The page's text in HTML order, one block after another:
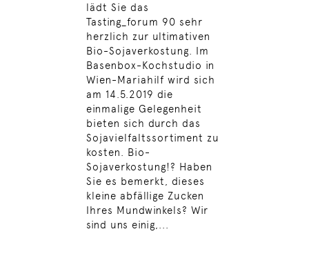
lädt Sie das
Tasting_forum 90 sehr
herzlich zur ultimativen
Bio-Sojaverkostung. Im
Basenbox-Kochstudio in
Wien-Mariahilf wird sich
am 14.5.2019 die
einmalige Gelegenheit
bieten sich durch das
Sojavielfaltssortiment zu
kosten. Bio-
Sojaverkostung!? Haben
Sie es bemerkt, dieses
kleine abfällige Zucken
Ihres Mundwinkels? Wir
sind uns einig,...